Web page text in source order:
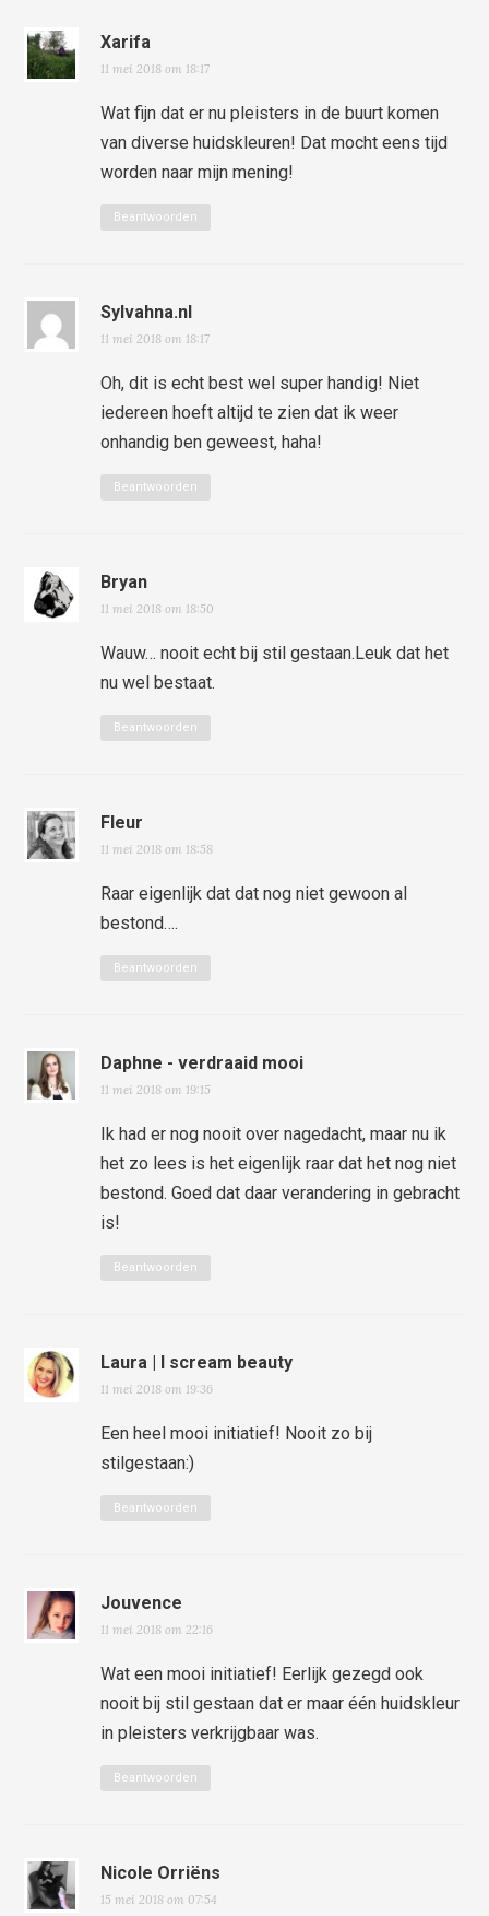
Xarifa
11 mei 2018 om 18:17
Wat fijn dat er nu pleisters in de buurt komen
van diverse huidskleuren! Dat mocht eens tijd
worden naar mijn mening!
Beantwoorden
Sylvahna.nl
11 mei 2018 om 18:17
Oh, dit is echt best wel super handig! Niet
iedereen hoeft altijd te zien dat ik weer
onhandig ben geweest, haha!
Beantwoorden
Bryan
11 mei 2018 om 18:50
Wauw… nooit echt bij stil gestaan.Leuk dat het
nu wel bestaat.
Beantwoorden
Fleur
11 mei 2018 om 18:58
Raar eigenlijk dat dat nog niet gewoon al
bestond….
Beantwoorden
Daphne - verdraaid mooi
11 mei 2018 om 19:15
Ik had er nog nooit over nagedacht, maar nu ik
het zo lees is het eigenlijk raar dat het nog niet
bestond. Goed dat daar verandering in gebracht
is!
Beantwoorden
Laura | I scream beauty
11 mei 2018 om 19:36
Een heel mooi initiatief! Nooit zo bij
stilgestaan:)
Beantwoorden
Jouvence
11 mei 2018 om 22:16
Wat een mooi initiatief! Eerlijk gezegd ook
nooit bij stil gestaan dat er maar één huidskleur
in pleisters verkrijgbaar was.
Beantwoorden
Nicole Orriëns
15 mei 2018 om 07:54